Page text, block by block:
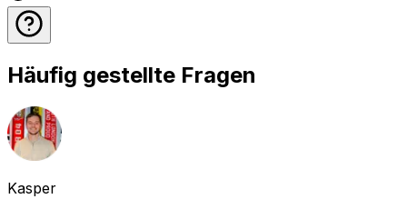
Häufig gestellte Fragen
Kasper